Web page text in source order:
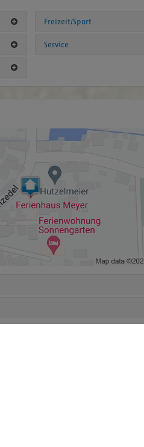
Freizeit/Sport
Service